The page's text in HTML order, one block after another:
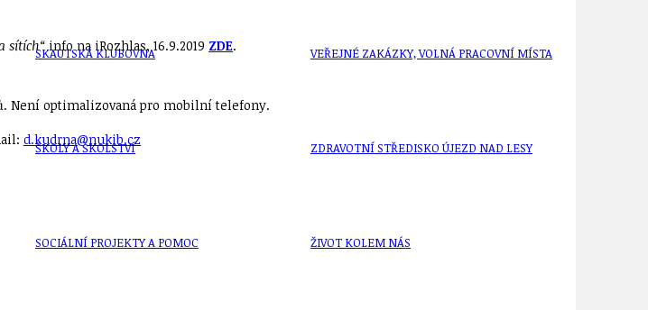
SKAUTSKÁ KLUBOVNA
ŠKOLY A ŠKOLSTVÍ
SOCIÁLNÍ PROJEKTY A POMOC
VEŘEJNÉ ZAKÁZKY, VOLNÁ PRACOVNÍ MÍSTA
ZDRAVOTNÍ STŘEDISKO ÚJEZD NAD LESY
ŽIVOT KOLEM NÁS
sítích“info na iRozhlas, 16.9.2019 ZDE.
Není optimalizovaná pro mobilní telefony.
d.kudrna@nukib.cz